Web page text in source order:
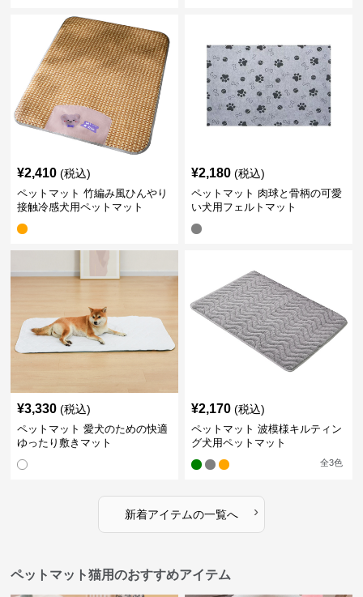
¥2,410 (税込)
ペットマット 竹編み風ひんやり
接触冷感犬用ペットマット
¥2,180 (税込)
ペットマット 肉球と骨柄の可愛
い犬用フェルトマット
¥3,330 (税込)
ペットマット 愛犬のための快適
ゆったり敷きマット
¥2,170 (税込)
ペットマット 波模様キルティン
グ犬用ペットマット
全3色
新着アイテムの一覧へ ›
ペットマット猫用のおすすめアイテム